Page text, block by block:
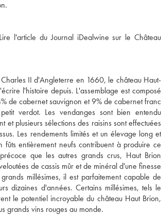
Lire l'article du Journal iDealwine sur le Château
II d'Angleterre en 1660, le château Haut-
l'histoire depuis. L'assemblage est composé
de cabernet sauvignon et 9% de cabernet franc
verdot. Les vendanges sont bien entendu
et plusieurs sélections des raisins sont effectuées
Les rendements limités et un élevage long et
entièrement neufs contribuent à produire ce
que les autres grands crus, Haut Brion
de cassis mûr et de minéral d'une finesse
millésimes, il est parfaitement capable de
dizaines d'années. Certains millésimes, tels le
le potentiel incroyable du château Haut Brion,
grands vins rouges au monde.